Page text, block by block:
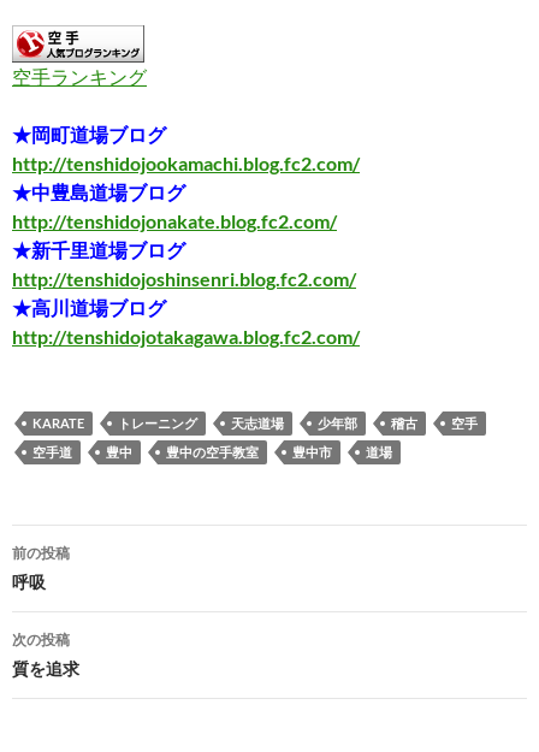
空手ランキング
★岡町道場ブログ
http://tenshidojookamachi.blog.fc2.com/
★中豊島道場ブログ
http://tenshidojonakate.blog.fc2.com/
★新千里道場ブログ
http://tenshidojoshinsenri.blog.fc2.com/
★高川道場ブログ
http://tenshidojotakagawa.blog.fc2.com/
KARATE トレーニング 天志道場 少年部 稽古
空手
空手道
豊中 豊中の空手教室 豊中市 道場
投
稿
ナ
ビ
ゲ
前の投稿
呼吸
次の投稿
質を追求